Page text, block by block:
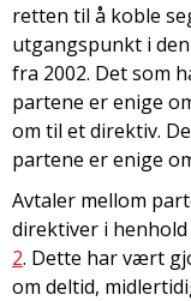
retten til å koble
utgangspunkt i den
fra 2002. Det som
partene er enige
om til et direktiv.
partene er enige
Avtaler mellom
direktiver i
2. Dette har vært
om deltid,